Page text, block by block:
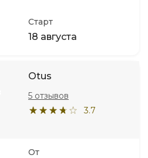
Старт
18 августа
Otus
3.7
5 отзывов
От